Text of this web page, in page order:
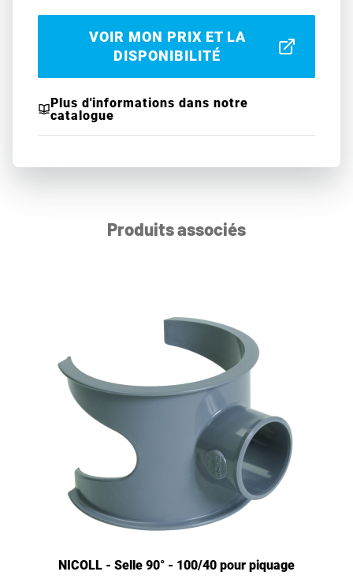
VOIR MON PRIX ET LA
DISPONIBILITÉ
Plus d'informations dans notre
catalogue
Produits associés
NICOLL - Selle 90° - 100/40 pour piquage